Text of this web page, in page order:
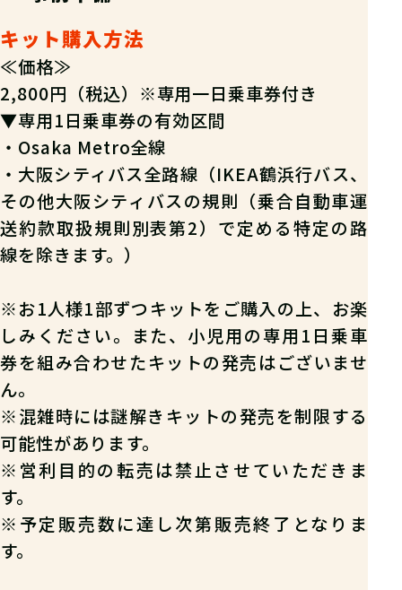
キット購入方法
≪価格≫
2,800円（税込）※専用一日乗車券付き
▼専用1日乗車券の有効区間
・Osaka Metro全線
・大阪シティバス全路線（IKEA鶴浜行バス、
その他大阪シティバスの規則（乗合自動車運
送約款取扱規則別表第2）で定める特定の路
線を除きます。）
※お1人様1部ずつキットをご購入の上、お楽
しみください。また、小児用の専用1日乗車
券を組み合わせたキットの発売はございませ
ん。
※混雑時には謎解きキットの発売を制限する
可能性があります。
※営利目的の転売は禁止させていただきま
す。
※予定販売数に達し次第販売終了となりま
す。